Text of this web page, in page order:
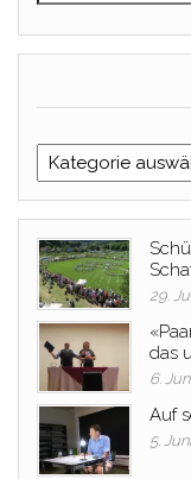
Kategorien
29.
das
6.
Auf
5.